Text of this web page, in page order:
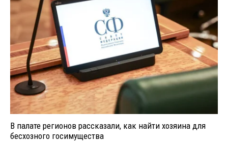
В палате регионов рассказали, как найти хозяина для
бесхозного госимущества